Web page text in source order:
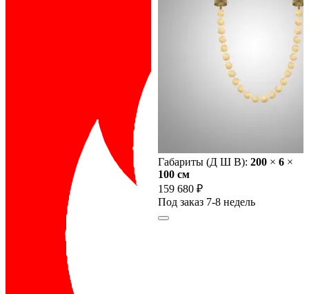
Габариты (Д Ш В): 200 × 6 ×
100 cм
159 680 ₽
Под заказ 7-8 недель